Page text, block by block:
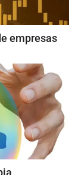
empresas